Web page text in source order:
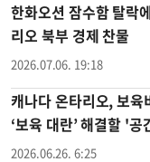
한화오션 잠수함 탈락
리오 북부 경제 찬물
2026.07.06. 19:18
캐나다 온타리오, 보
‘보육 대란’ 해결할 '
2026.06.26. 6:25